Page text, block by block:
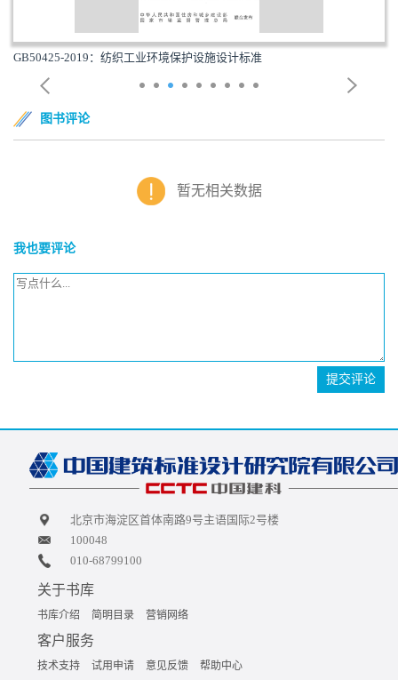
GB50425-2019：纺织工业环境保护设施设计标准
图书评论
暂无相关数据
我也要评论
提交评论
北京市海淀区首体南路9号主语国际2号楼
100048
010-68799100
关于书库
书库介绍 简明目录 营销网络
客户服务
技术支持 试用申请 意见反馈 帮助中心